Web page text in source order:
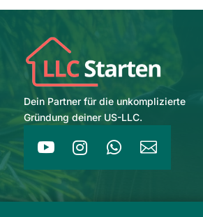
Dein Partner für die unkomplizierte
Gründung deiner US-LLC.
   